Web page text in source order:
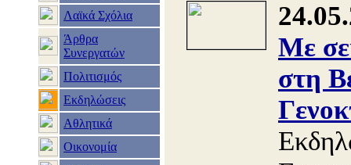
Λαϊκά Σχόλια
Άρθρα
Συνεργατών
Πολιτισμός
Εκδηλώσεις
Αθλητικά
Οικονομία
Με
στη